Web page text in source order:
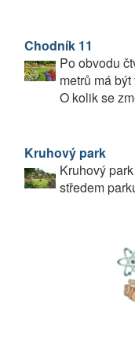
Chodník 11
Po obvodu
metrů má
O kolik se
Kruhový park
Kruhový
středem